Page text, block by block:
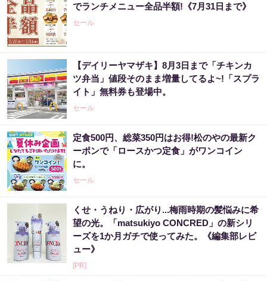
でランチメニュー全品半額!《7月31日まで》
セール
【デイリーヤマザキ】8月3日まで「チキンカ
ツ弁当」値段そのまま増量してるよ~!「スプラ
イト」無料券も登場中。
セール
定食500円、総菜350円はお得!松のやの最新ク
ーポンで「ロースかつ定食」がワンコイン
に。
セール
くせ・うねり・広がり...梅雨時期の髪悩みに希
望の光。「matsukiyo CONCRED」の新シリ
ーズを1か月ガチで使ってみた。《編集部レビ
ュー》
[PR]